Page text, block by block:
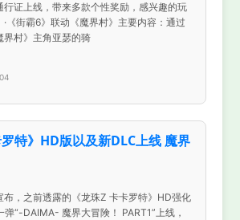
行证上线，带来多款个性奖励，感兴趣的玩
《街霸6》联动《魔界村》主要内容：通过
界村》主角亚瑟的骑
罗特》HD版以及新DLC上线 魔界
布，之前透露的《龙珠Z 卡卡罗特》HD强化
“-DAIMA- 魔界大冒険！ PART1”上线，